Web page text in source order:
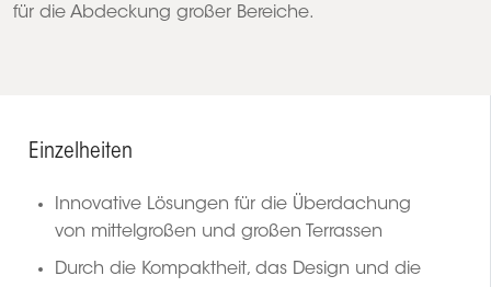
für die Abdeckung großer Bereiche.
Einzelheiten
Innovative Lösungen für die Überdachung
von mittelgroßen und großen Terrassen
Durch die Kompaktheit, das Design und die